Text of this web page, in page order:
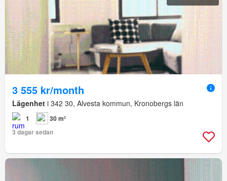
3 555 kr/month
Lägenhet i 342 30, Alvesta kommun, Kronobergs län
1
30 m²
3 dagar sedan